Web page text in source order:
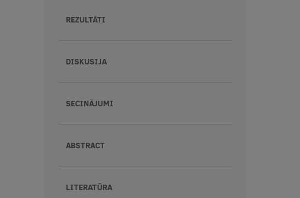
REZULTĀTI
DISKUSIJA
SECINĀJUMI
ABSTRACT
LITERATŪRA